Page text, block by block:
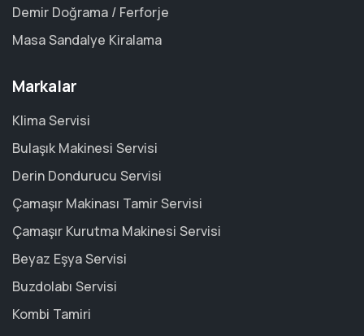
Demir Doğrama / Ferforje
Masa Sandalye Kiralama
Markalar
Klima Servisi
Bulaşık Makinesi Servisi
Derin Dondurucu Servisi
Çamaşır Makinası Tamir Servisi
Çamaşır Kurutma Makinesi Servisi
Beyaz Eşya Servisi
Buzdolabı Servisi
Kombi Tamiri